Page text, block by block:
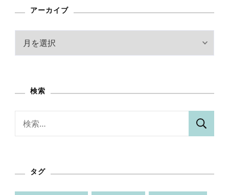
アーカイブ
ブ
検索
タグ